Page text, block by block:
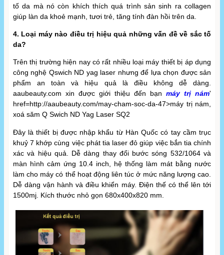
tố da mà nó còn khích thích quá trình sản sinh ra collagen
giúp làn da khoẻ mạnh, tươi trẻ, tăng tính đàn hồi trên da.
4. Loại máy nào điều trị hiệu quả những vấn đề về sắc tố
da?
Trên thị trường hiện nay có rất nhiều loại máy thiết bị áp dụng
công nghệ Qswich ND yag laser nhưng để lựa chọn được sản
phẩm an toàn và hiệu quả là điều không dễ dàng.
aaubeauty.com xin được giới thiệu đến bạn máy trị nám'
href=http://aaubeauty.com/may-cham-soc-da-47>máy trị nám,
xoá săm Q Swich ND Yag Laser SQ2
Đây là thiết bị được nhập khẩu từ Hàn Quốc có tay cầm trục
khuỷ 7 khớp cùng việc phát tia laser đỏ giúp việc bắn tia chính
xác và hiệu quả. Dễ dàng thay đổi bước sóng 532/1064 và
màn hình cảm ứng 10.4 inch, hệ thống làm mát bằng nước
làm cho máy có thể hoạt động liên túc ở mức năng lượng cao.
Dễ dàng vận hành và điều khiển máy. Điện thế có thể lên tới
1500mj. Kích thước nhỏ gọn 680x400x820 mm.